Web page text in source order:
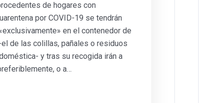
de hogares con
por COVID-19 se tendrán
en el contenedor de
de las colillas, pañales o residuos
y tras su recogida irán a
o a…